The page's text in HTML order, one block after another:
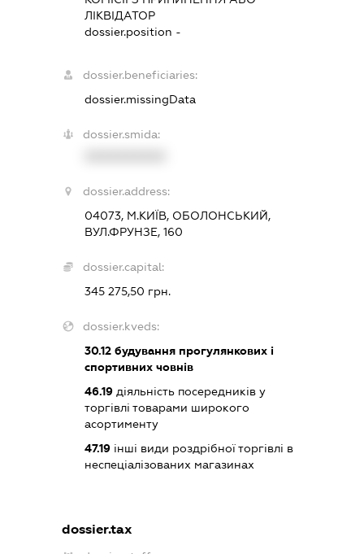
ЛІКВІДАТОР
dossier.position -
dossier.beneficiaries:
dossier.missingData
dossier.smida:
dossier.address:
04073, М.КИЇВ, ОБОЛОНСЬКИЙ,
ВУЛ.ФРУНЗЕ, 160
dossier.capital:
345 275,50 грн.
dossier.kveds:
30.12 будування прогулянкових і
спортивних човнів
46.19 діяльність посередників у
торгівлі товарами широкого
асортименту
47.19 інші види роздрібної торгівлі в
неспеціалізованих магазинах
dossier.tax